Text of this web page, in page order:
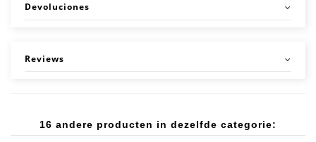
Devoluciones
Reviews
16 andere producten in dezelfde categorie: